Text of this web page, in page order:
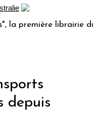
librairie du
depuis